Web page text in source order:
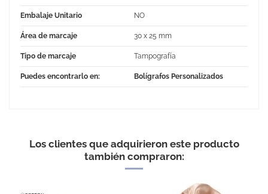
Embalaje Unitario NO
Área de marcaje 30 x 25 mm
Tipo de marcaje Tampografía
Puedes encontrarlo en: Bolígrafos Personalizados
Los clientes que adquirieron este producto
también compraron: